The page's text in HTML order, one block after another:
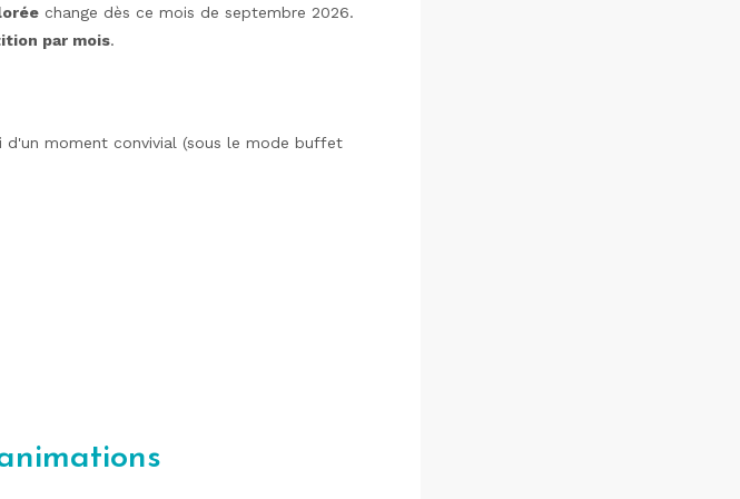
change dès ce mois de septembre 2026.
par mois.
d'un moment convivial (sous le mode buffet